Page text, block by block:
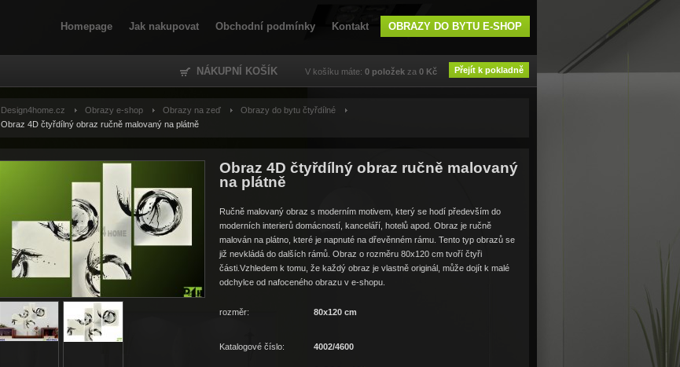
Homepage Jak nakupovat Obchodní podmínky Kontakt OBRAZY DO BYTU E-SHOP
NÁKUPNÍ KOŠÍK V košíku máte: 0 položek za 0 Kč Přejít k pokladně
Design4home.cz Obrazy e-shop Obrazy na zeď
Obrazy do bytu čtyřdílné
Obraz 4D čtyřdílný obraz ručně malovaný na plátně
Obraz 4D čtyřdílný obraz ručně malovaný
na plátně
Ručně malovaný obraz s moderním motivem, který se hodí především do
moderních interierů domácností, kanceláří, hotelů apod. Obraz je ručně
malován na plátno, které je napnuté na dřevěnném rámu. Tento typ obrazů se
již nevkládá do dalších rámů. Obraz o rozměru 80x120 cm tvoří čtyři
části.Vzhledem k tomu, že každý obraz je vlastně originál, může dojít k malé
odchylce od nafoceného obrazu v e-shopu.
rozměr: 80x120 cm
Katalogové číslo: 4002/4600